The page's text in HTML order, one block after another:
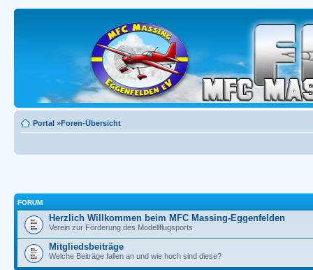
Portal »Foren-Übersicht
FORUM
Herzlich Willkommen beim MFC Massing-Eggenfelden
Verein zur Förderung des Modellflugsports
Mitgliedsbeiträge
Welche Beiträge fallen an und wie hoch sind diese?